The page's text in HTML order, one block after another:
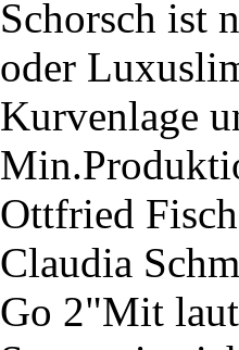
Schorsch ist
oder
Kurvenlage
Ottfried
Claudia
Go 2"Mit